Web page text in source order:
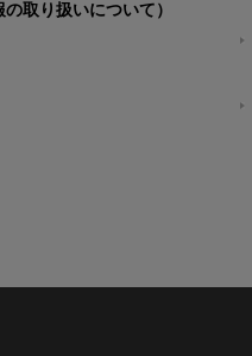
の取り扱いについて）